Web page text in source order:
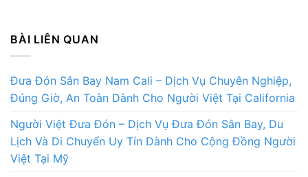
BÀI LIÊN QUAN
Đưa Đón Sân Bay Nam Cali – Dịch Vụ Chuyên Nghiệp,
Đúng Giờ, An Toàn Dành Cho Người Việt Tại California
Người Việt Đưa Đón – Dịch Vụ Đưa Đón Sân Bay, Du
Lịch Và Di Chuyển Uy Tín Dành Cho Cộng Đồng Người
Việt Tại Mỹ